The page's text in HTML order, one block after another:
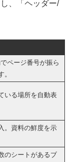
、「ヘッダー/
ページ番号が振ら
いる場所を自動表
。資料の鮮度を示
のシートがあるブ